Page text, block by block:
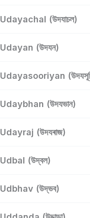
Udayachal (উদযাচল)
Udayan (উদযন)
Udayasooriyan
Udaybhan (উদযভান)
Udayraj (উদযৰাজ)
Udbal (উদ্বল)
Udbhav (উদ্ভব)